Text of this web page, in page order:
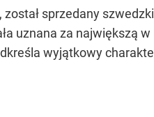
sprzedany
uznana za największą
wyjątkowy